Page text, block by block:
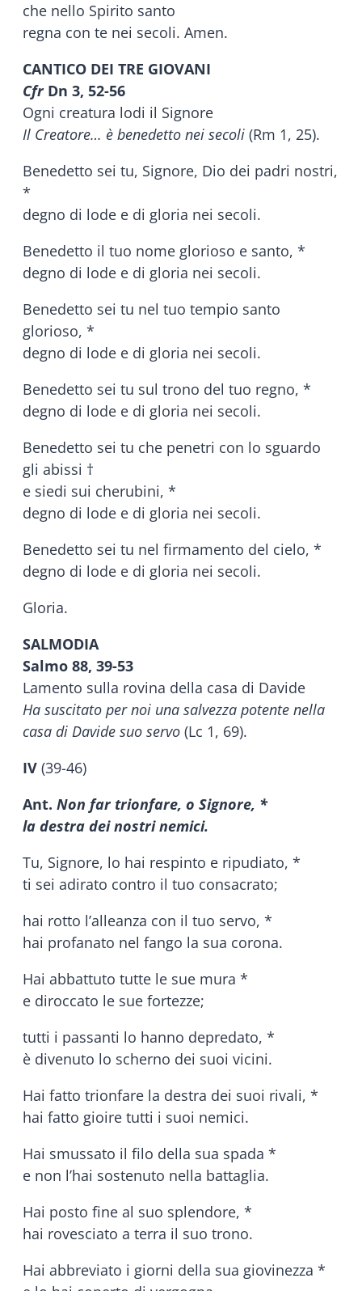
che nello Spirito santo
regna con te nei secoli. Amen.
CANTICO DEI TRE GIOVANI
CfrDn 3, 52-56
Ogni creatura lodi il Signore
Il Creatore… è benedetto nei secoli (Rm 1, 25).
Benedetto sei tu, Signore, Dio dei padri nostri,
*
degno di lode e di gloria nei secoli.
Benedetto il tuo nome glorioso e santo, *
degno di lode e di gloria nei secoli.
Benedetto sei tu nel tuo tempio santo
glorioso, *
degno di lode e di gloria nei secoli.
Benedetto sei tu sul trono del tuo regno, *
degno di lode e di gloria nei secoli.
Benedetto sei tu che penetri con lo sguardo
gli abissi †
e siedi sui cherubini, *
degno di lode e di gloria nei secoli.
Benedetto sei tu nel firmamento del cielo, *
degno di lode e di gloria nei secoli.
Gloria.
SALMODIA
Salmo 88, 39-53
Lamento sulla rovina della casa di Davide
Ha suscitato per noi una salvezza potente nella
casa di Davide suo servo (Lc 1, 69).
IV (39-46)
Ant. Non far trionfare, o Signore, *
la destra dei nostri nemici.
Tu, Signore, lo hai respinto e ripudiato, *
ti sei adirato contro il tuo consacrato;
hai rotto l’alleanza con il tuo servo, *
hai profanato nel fango la sua corona.
Hai abbattuto tutte le sue mura *
e diroccato le sue fortezze;
tutti i passanti lo hanno depredato, *
è divenuto lo scherno dei suoi vicini.
Hai fatto trionfare la destra dei suoi rivali, *
hai fatto gioire tutti i suoi nemici.
Hai smussato il filo della sua spada *
e non l’hai sostenuto nella battaglia.
Hai posto fine al suo splendore, *
hai rovesciato a terra il suo trono.
Hai abbreviato i giorni della sua giovinezza *